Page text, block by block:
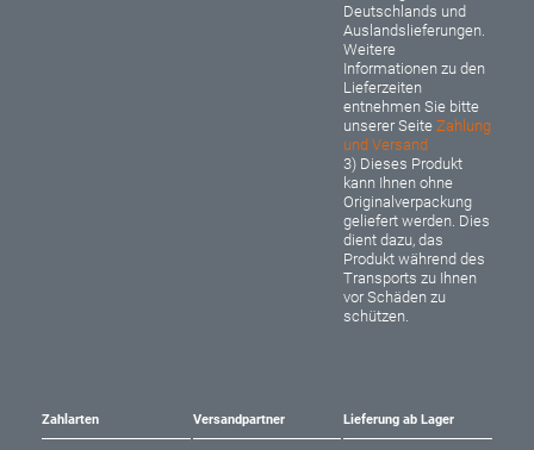
Deutschlands und
Auslandslieferungen.
Weitere
Informationen zu den
Lieferzeiten
entnehmen Sie bitte
unserer SeiteZahlung
und Versand
3) Dieses Produkt
kann Ihnen ohne
Originalverpackung
geliefert werden. Dies
dient dazu, das
Produkt während des
Transports zu Ihnen
vor Schäden zu
schützen.
Zahlarten Versandpartner Lieferung ab Lager